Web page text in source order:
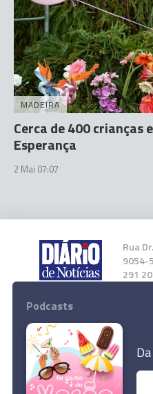
MADEIRA
Cerca de 400 crianças
Esperança
2 Mai 07:07
Rua
9054-
291
Instale
Podcasts